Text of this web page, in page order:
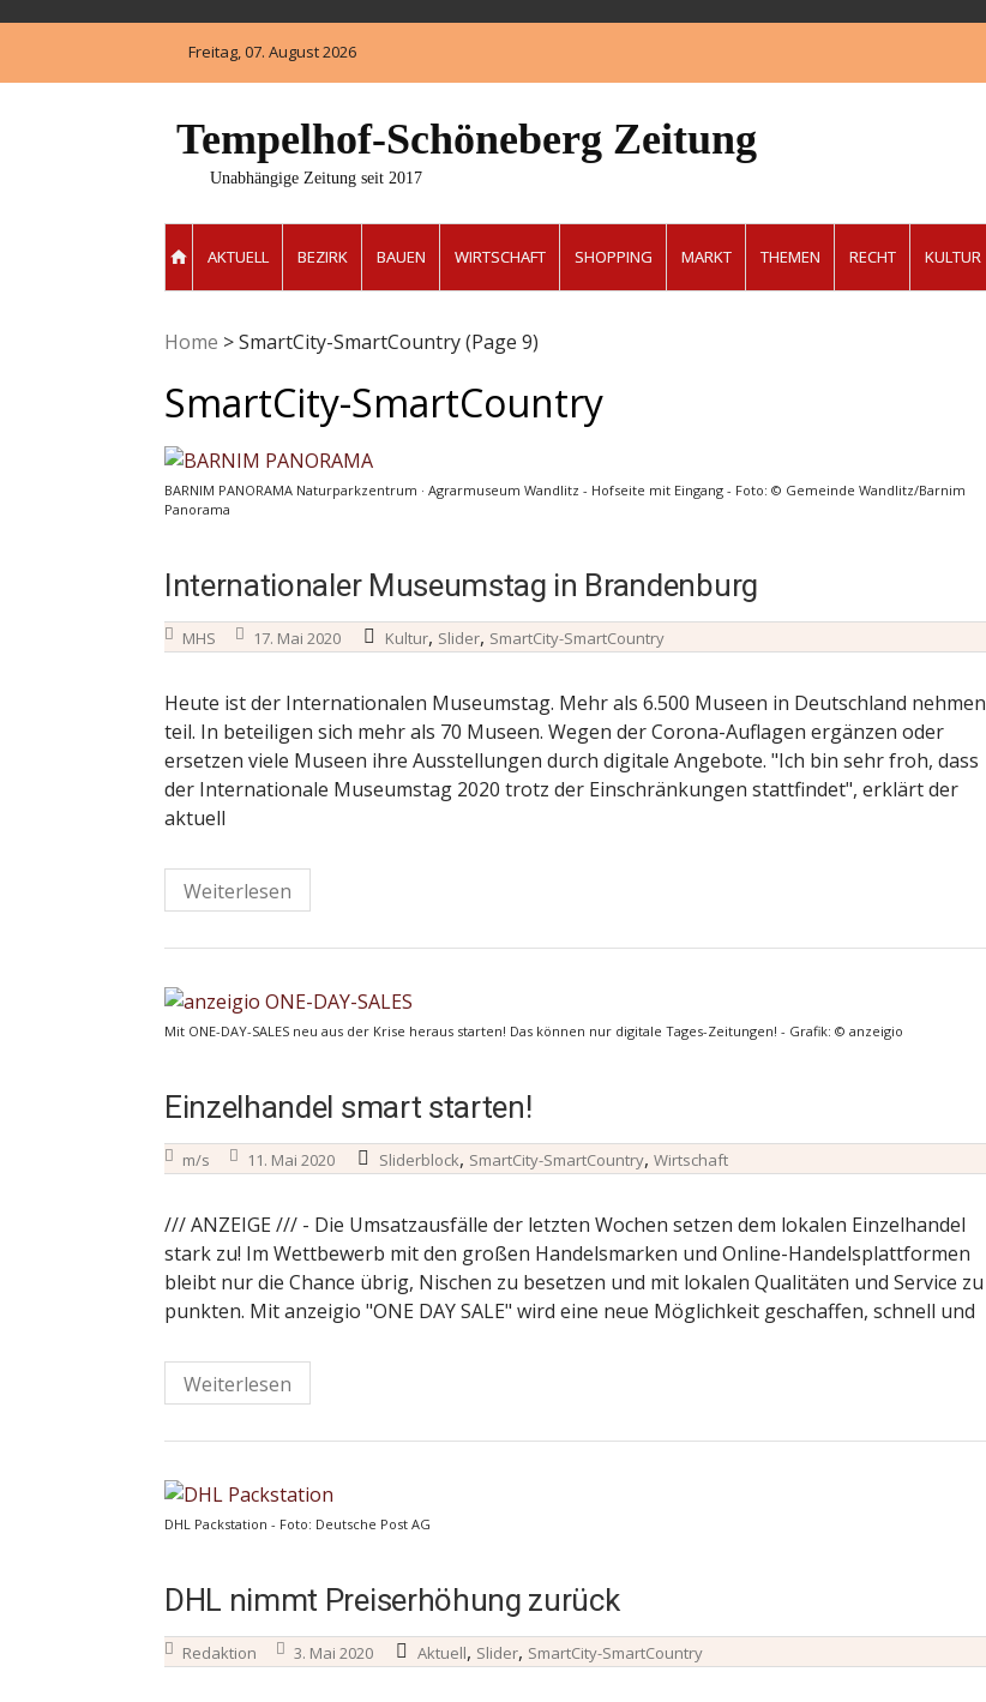
Freitag, 07. August 2026
Tempelhof-Schöneberg Zeitung
Unabhängige Zeitung seit 2017
AKTUELL BEZIRK BAUEN WIRTSCHAFT SHOPPING MARKT THEMEN RECHT KULTUR
Home >SmartCity-SmartCountry(Page 9)
SmartCity-SmartCountry
BARNIM PANORAMA Naturparkzentrum · Agrarmuseum Wandlitz - Hofseite mit Eingang - Foto: © Gemeinde Wandlitz/Barnim
Panorama
Internationaler Museumstag in Brandenburg
MHS 17. Mai 2020 Kultur, Slider, SmartCity-SmartCountry
Heute ist der Internationalen Museumstag. Mehr als 6.500 Museen in Deutschland nehmen
teil. In beteiligen sich mehr als 70 Museen. Wegen der Corona-Auflagen ergänzen oder
ersetzen viele Museen ihre Ausstellungen durch digitale Angebote. "Ich bin sehr froh, dass
der Internationale Museumstag 2020 trotz der Einschränkungen stattfindet", erklärt der
aktuell
Weiterlesen
Mit ONE-DAY-SALES neu aus der Krise heraus starten! Das können nur digitale Tages-Zeitungen! - Grafik: © anzeigio
Einzelhandel smart starten!
m/s 11. Mai 2020 Sliderblock, SmartCity-SmartCountry, Wirtschaft
/// ANZEIGE /// - Die Umsatzausfälle der letzten Wochen setzen dem lokalen Einzelhandel
stark zu! Im Wettbewerb mit den großen Handelsmarken und Online-Handelsplattformen
bleibt nur die Chance übrig, Nischen zu besetzen und mit lokalen Qualitäten und Service zu
punkten. Mit anzeigio "ONE DAY SALE" wird eine neue Möglichkeit geschaffen, schnell und
Weiterlesen
DHL Packstation - Foto: Deutsche Post AG
DHL nimmt Preiserhöhung zurück
Redaktion 3. Mai 2020 Aktuell, Slider, SmartCity-SmartCountry